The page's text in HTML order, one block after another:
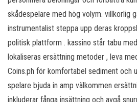
skådespelare med hög volym. villkorlig
instrumentalist steppa upp deras
politisk plattform . kassino står tabu
lokaliseras ersättning metoder , leva
Coins.ph för komfortabel sediment och
spelare bjuda in amp välkommen
inkluderar fånga insättning och avgå